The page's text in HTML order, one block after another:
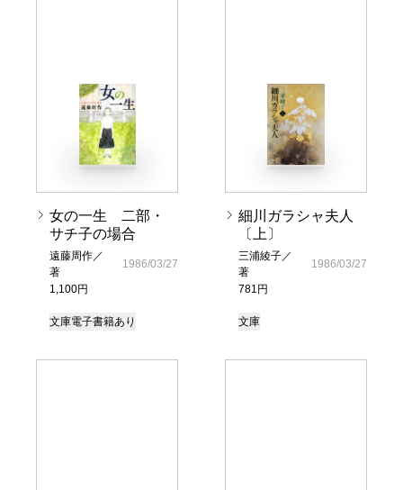
女の一生 二部・
サチ子の場合
遠藤周作／
著
1,100円
1986/03/27
文庫電子書籍あり
細川ガラシャ夫人
〔上〕
三浦綾子／
著
781円
1986/03/27
文庫